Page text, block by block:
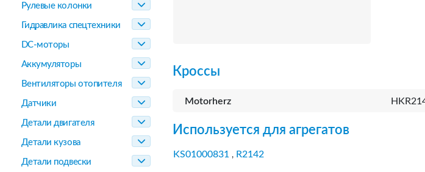
Рулевые колонки
Гидравлика спецтехники
DC-моторы
Аккумуляторы
Вентиляторы отопителя
Датчики
Детали двигателя
Детали кузова
Детали подвески
Кроссы
Motorherz
Используется для агрегатов
KS01000831 , R2142